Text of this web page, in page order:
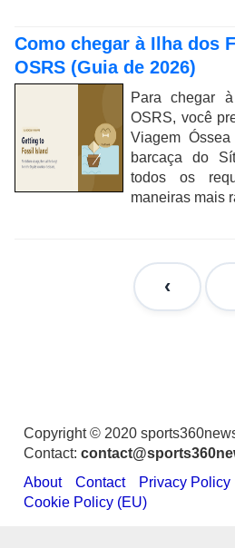
Como chegar à Ilha dos
OSRS (Guia de 2026)
Para chegar
OSRS, você
Viagem
barcaça do
todos os
maneiras mais
Copyright © 2020
Contact:
About
Contact Privacy Policy
Cookie Policy (EU)